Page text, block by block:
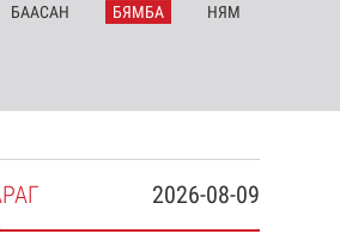
БААСАН БЯМБА НЯМ
2026-08-09